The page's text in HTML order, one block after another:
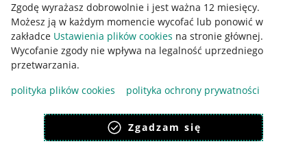
Zgodę wyrażasz dobrowolnie i jest ważna 12 miesięcy.
Możesz ją w każdym momencie wycofać lub ponowić w
zakładce Ustawienia plików cookies na stronie głównej.
Wycofanie zgody nie wpływa na legalność uprzedniego
przetwarzania.
polityka plików cookies
polityka ochrony prywatności
Zgadzam się
Pobierz aplikację